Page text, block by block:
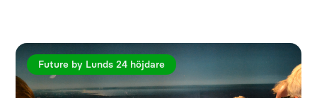
Future by Lunds 24 höjdare